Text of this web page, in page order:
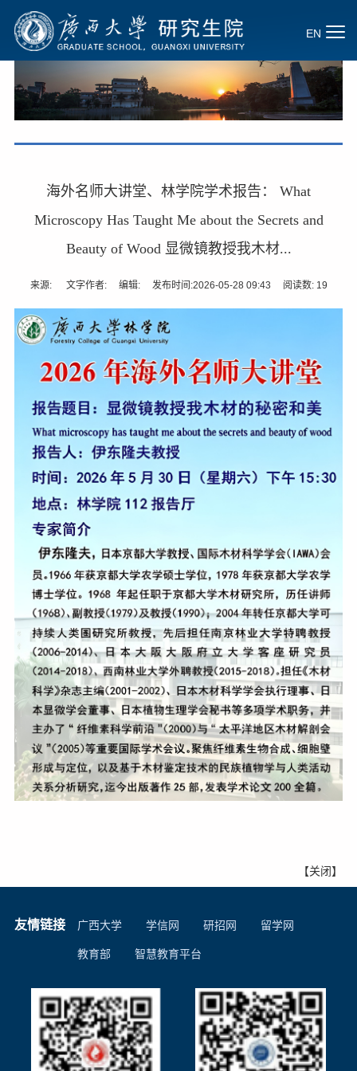
EN
海外名师大讲堂、林学院学术报告： What
Microscopy Has Taught Me about the Secrets and
Beauty of Wood 显微镜教授我木材...
来源: 文字作者: 编辑: 发布时间:2026-05-28 09:43 阅读数:19
【关闭】
友情链接 广西大学 学信网 研招网 留学网
教育部 智慧教育平台